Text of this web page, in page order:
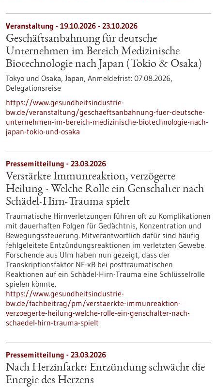
Veranstaltung - 19.10.2026 - 23.10.2026
Geschäftsanbahnung für deutsche
Unternehmen im Bereich Medizinische
Biotechnologie nach Japan (Tokio & Osaka)
Tokyo und Osaka, Japan, Anmeldefrist: 07.08.2026,
Delegationsreise
https://www.gesundheitsindustrie-
bw.de/veranstaltung/geschaeftsanbahnung-fuer-deutsche-
unternehmen-im-bereich-medizinische-biotechnologie-nach-
japan-tokio-und-osaka
Pressemitteilung - 23.03.2026
Verstärkte Immunreaktion, verzögerte
Heilung - Welche Rolle ein Genschalter nach
Schädel-Hirn-Trauma spielt
Traumatische Hirnverletzungen führen oft zu Komplikationen
mit dauerhaften Folgen für Gedächtnis, Konzentration und
Bewegungssteuerung. Mitverantwortlich dafür sind häufig
fehlgeleitete Entzündungsreaktionen im verletzten Gewebe.
Forschende aus Ulm haben nun gezeigt, dass der
Transkriptionsfaktor NF-κB bei posttraumatischen
Reaktionen auf ein Schädel-Hirn-Trauma eine Schlüsselrolle
spielen könnte.
https://www.gesundheitsindustrie-
bw.de/fachbeitrag/pm/verstaerkte-immunreaktion-
verzoegerte-heilung-welche-rolle-ein-genschalter-nach-
schaedel-hirn-trauma-spielt
Pressemitteilung - 23.03.2026
Nach Herzinfarkt: Entzündung schwächt die
Energie des Herzens